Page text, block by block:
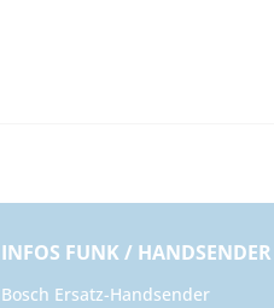
INFOS FUNK / HANDSENDER
Bosch Ersatz-Handsender